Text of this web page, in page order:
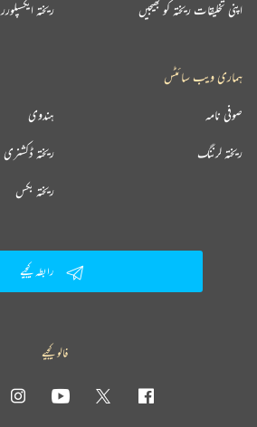
اپنی تخلیقات ریختہ کو بھیجیں ریختہ ایکسپلورر
ہماری ویب سائٹس
ہندوی صوفی نامہ
ریختہ ڈکشنری ریختہ لرننگ
ریختہ بکس
رابطہ کیجیے
فالو کیجیے